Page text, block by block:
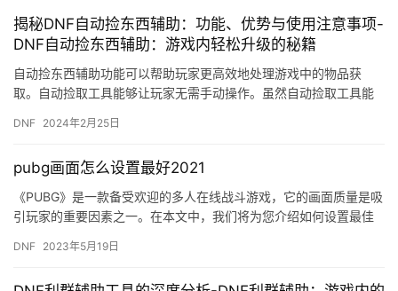
揭秘DNF自动捡东西辅助：功能、优势与使用注意事项-
DNF自动捡东西辅助：游戏内轻松升级的秘籍
自动捡东西辅助功能可以帮助玩家更高效地处理游戏中的物品获
取。自动捡取工具能够让玩家无需手动操作。虽然自动捡取工具能
DNF 2024年2月25日
pubg画面怎么设置最好2021
《PUBG》是一款备受欢迎的多人在线战斗游戏，它的画面质量是吸
引玩家的重要因素之一。在本文中，我们将为您介绍如何设置最佳
DNF 2023年5月19日